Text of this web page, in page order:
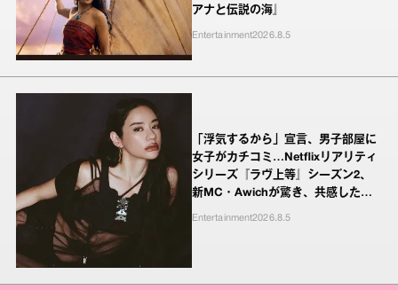
アナと伝説の海』
Entertainment2026.8.5
「浮気するから」宣言、男子部屋に
女子がカチコミ…Netflixリアリティ
シリーズ『ラヴ上等』シーズン2、
新MC・Awichが驚き、共感したヤ
Entertainment2026.8.5